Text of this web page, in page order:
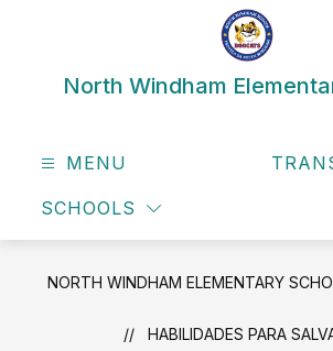
North Windham
MENU
SCHOOLS
NORTH WINDHAM ELEMENTARY
HABILIDADES PARA